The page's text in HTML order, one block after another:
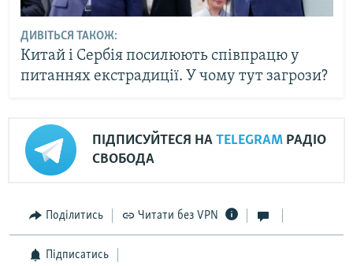
ДИВІТЬСЯ ТАКОЖ:
Китай і Сербія посилюють співпрацю у
питаннях екстрадиції. У чому тут загрози?
ПІДПИСУЙТЕСЯ НА TELEGRAM РАДІО
СВОБОДА
Поділитись Читати без VPN
Підписатись